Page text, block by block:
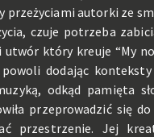
autorki ze
czuje potrzeba
utwór który kreuje “My
dodając
odkąd pamięta
przeprowadzić się
przestrzenie. Jej